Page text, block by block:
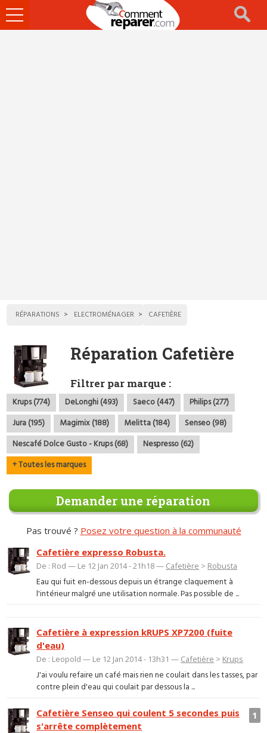
Ouvrir
le
RÉPARATIONS ELECTROMÉNAGER CAFETIÈRE
Réparation Cafetière
Filtrer par marque :
Krups (774) DeLonghi (493) Saeco (447)
Philips (277)
Jura (195)
Magimix (188) Melitta (184)
Senseo (98)
Nescafé Dolce Gusto - Krups (68)
Nespresso (62)
+ Toutes les marques
Demander une réparation
Pas trouvé ? Posez votre question à la communauté
Cafetière expresso Robusta.
De : Rod — Le 12 Jan 2014 - 21h18 — Cafetière > Robusta
Eau qui fuit en-dessous depuis un étrange claquement à
l'intérieur malgré une utilisation normale. Pas possible de ...
Cafetière à expression kRUPS XP7200 (fuite
d'eau)
De : Leopold — Le 12 Jan 2014 - 13h31 — Cafetière > Krups
J'ai voulu refaire un café mais rien ne coulait dans les tasses, par
contre plein d'eau qui coulait par dessous la ...
1
Cafetière Senseo qui coulent 5 secondes puis
s'arrête complètement